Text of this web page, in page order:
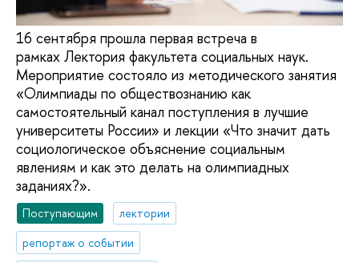
16 сентября прошла первая встреча в
рамках Лектория факультета социальных наук.
Мероприятие состояло из методического занятия
«Олимпиады по обществознанию как
самостоятельный канал поступления в лучшие
университеты России» и лекции «Что значит дать
социологическое объяснение социальным
явлениям и как это делать на олимпиадных
заданиях?».
Поступающим
лектории
репортаж о событии